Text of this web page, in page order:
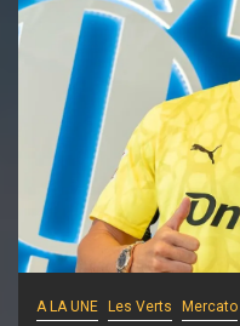
A LA UNE Mercato USM Alger